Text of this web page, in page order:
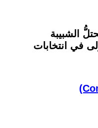
الشبيبة
في انتخابات